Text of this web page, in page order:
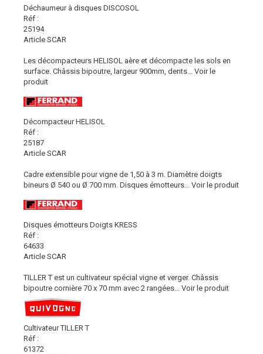
Déchaumeur à disques DISCOSOL
Réf :
25194
Article SCAR
Les décompacteurs HELISOL aère et décompacte les sols en
surface. Châssis bipoutre, largeur 900mm, dents...
Voir le
produit
Décompacteur HELISOL
Réf :
25187
Article SCAR
Cadre extensible pour vigne de 1,50 à 3 m. Diamètre doigts
bineurs Ø 540 ou Ø 700 mm. Disques émotteurs...
Voir le produit
Disques émotteurs Doigts KRESS
Réf :
64633
Article SCAR
TILLER T est un cultivateur spécial vigne et verger. Châssis
bipoutre cornière 70 x 70 mm avec 2 rangées...
Voir le produit
Cultivateur TILLER T
Réf :
61372